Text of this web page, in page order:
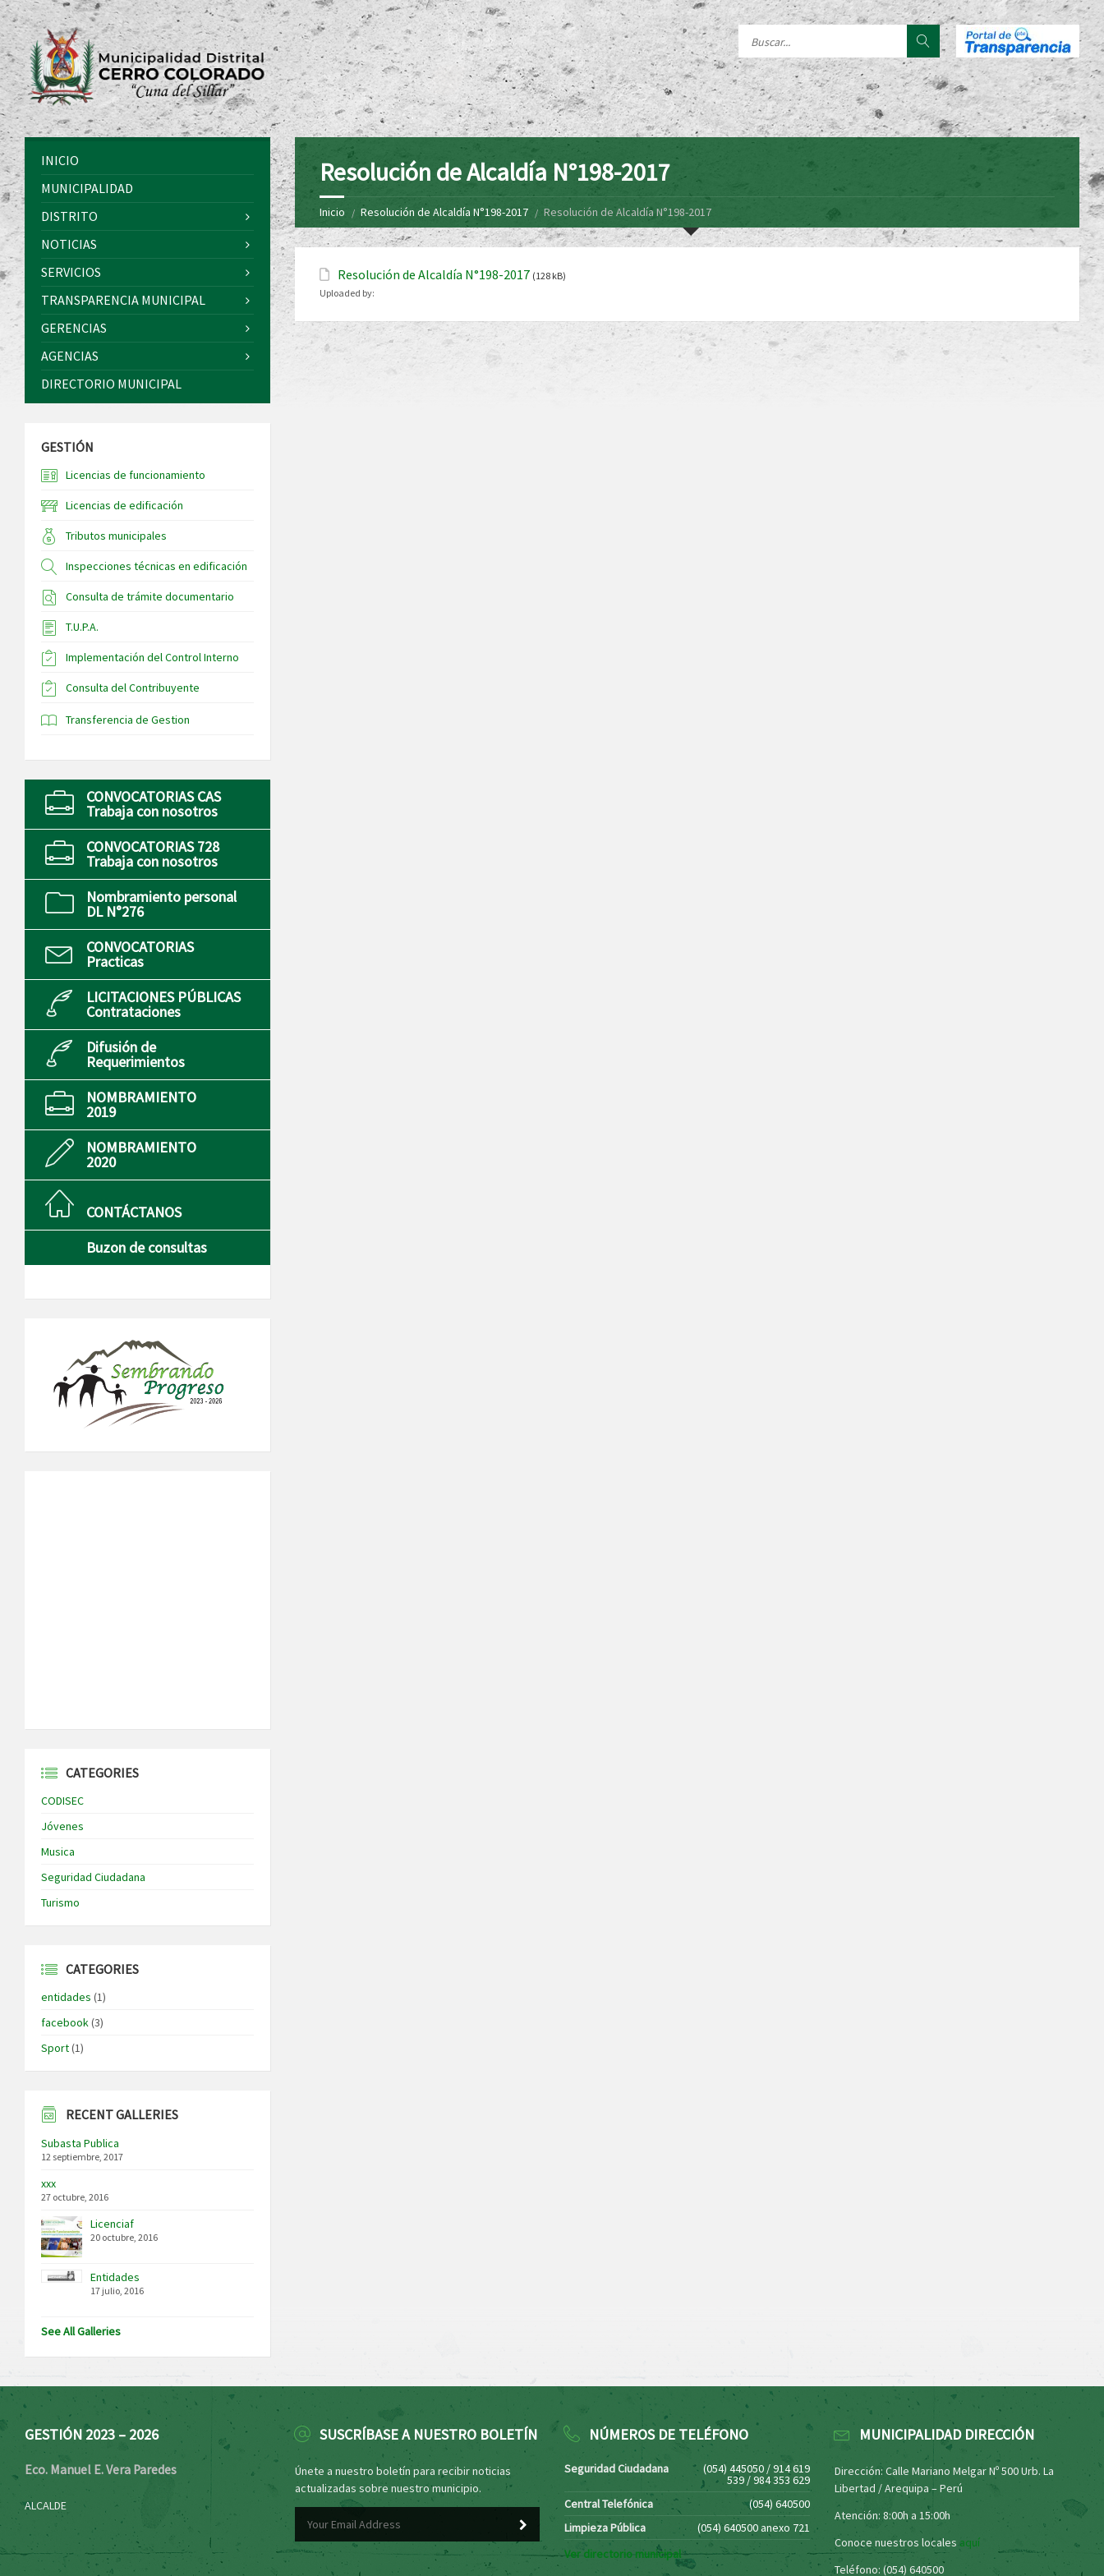
Resolución de Alcaldía N°198-2017
Inicio Resolución de Alcaldía N°198-2017 Resolución de Alcaldía N°198-2017
Resolución de Alcaldía N°198-2017 (128 kB)
Uploaded by:
INICIO
MUNICIPALIDAD
DISTRITO
NOTICIAS
SERVICIOS
TRANSPARENCIA MUNICIPAL
GERENCIAS
AGENCIAS
DIRECTORIO MUNICIPAL
GESTIÓN
Licencias de funcionamiento
Licencias de edificación
Tributos municipales
Inspecciones técnicas en edificación
Consulta de trámite documentario
T.U.P.A.
Implementación del Control Interno
Consulta del Contribuyente
Transferencia de Gestion
CONVOCATORIAS CAS
Trabaja con nosotros
CONVOCATORIAS 728
Trabaja con nosotros
Nombramiento personal
DL N°276
CONVOCATORIAS
Practicas
LICITACIONES PÚBLICAS
Contrataciones
Difusión de
Requerimientos
NOMBRAMIENTO
2019
NOMBRAMIENTO
2020
CONTÁCTANOS
Buzon de consultas
CATEGORIES
CODISEC
Jóvenes
Musica
Seguridad Ciudadana
Turismo
CATEGORIES
entidades (1)
facebook(3)
Sport(1)
RECENT GALLERIES
Subasta Publica
12 septiembre, 2017
xxx
27 octubre, 2016
Licenciaf
20 octubre, 2016
Entidades
17 julio, 2016
See All Galleries
GESTIÓN 2023 – 2026
Eco. Manuel E. Vera Paredes
ALCALDE
SUSCRÍBASE A NUESTRO BOLETÍN
Únete a nuestro boletín para recibir noticias
actualizadas sobre nuestro municipio.
NÚMEROS DE TELÉFONO
Seguridad Ciudadana (054) 445050 / 914 619
539 / 984 353 629
Central Telefónica
(054) 640500
Limpieza Pública
(054) 640500 anexo 721
Ver directorio municipal
MUNICIPALIDAD DIRECCIÓN
Dirección: Calle Mariano Melgar Nº 500 Urb. La
Libertad / Arequipa – Perú
Atención: 8:00h a 15:00h
Conoce nuestros locales aquí
Teléfono: (054) 640500